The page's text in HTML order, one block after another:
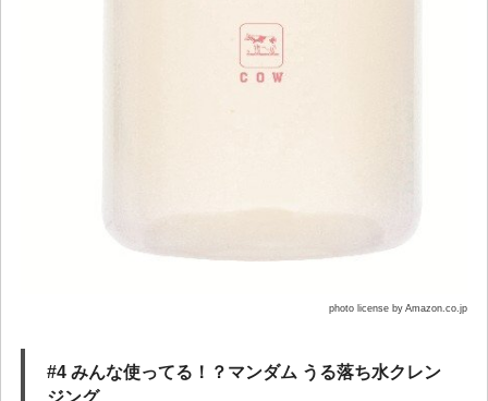
photo license by Amazon.co.jp
#4 みんな使ってる！？マンダム うる落ち水クレン
ジング